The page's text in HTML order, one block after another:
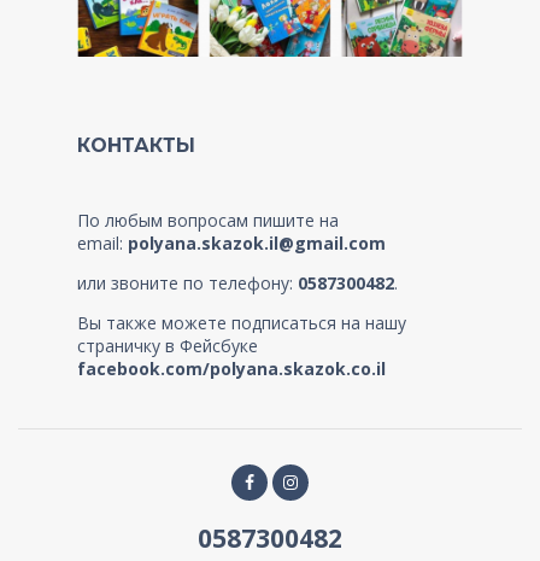
КОНТАКТЫ
По любым вопросам пишите на
email: polyana.skazok.il@gmail.com
или звоните по телефону: 0587300482.
Вы также можете подписаться на нашу
страничку в Фейсбуке
facebook.com/polyana.skazok.co.il
0587300482